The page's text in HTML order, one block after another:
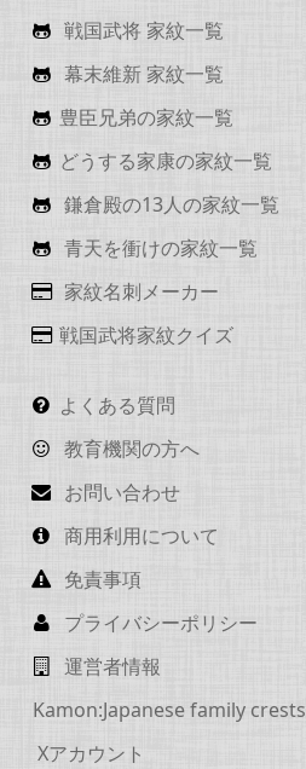
戦国武将 家紋一覧
幕末維新 家紋一覧
豊臣兄弟の家紋一覧
どうする家康の家紋一覧
鎌倉殿の13人の家紋一覧
青天を衝けの家紋一覧
家紋名刺メーカー
戦国武将家紋クイズ
よくある質問
教育機関の方へ
お問い合わせ
商用利用について
免責事項
プライバシーポリシー
運営者情報
Kamon:Japanese family crests
Xアカウント